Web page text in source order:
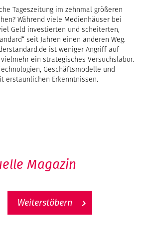
Tageszeitung im zehnmal größeren
Während viele Medienhäuser bei
Geld investierten und scheiterten,
seit Jahren einen anderen Weg.
ist weniger Angriff auf
ein strategisches Versuchslabor.
Geschäftsmodelle und
erstaunlichen Erkenntnissen.
Magazin
Weiterstöbern